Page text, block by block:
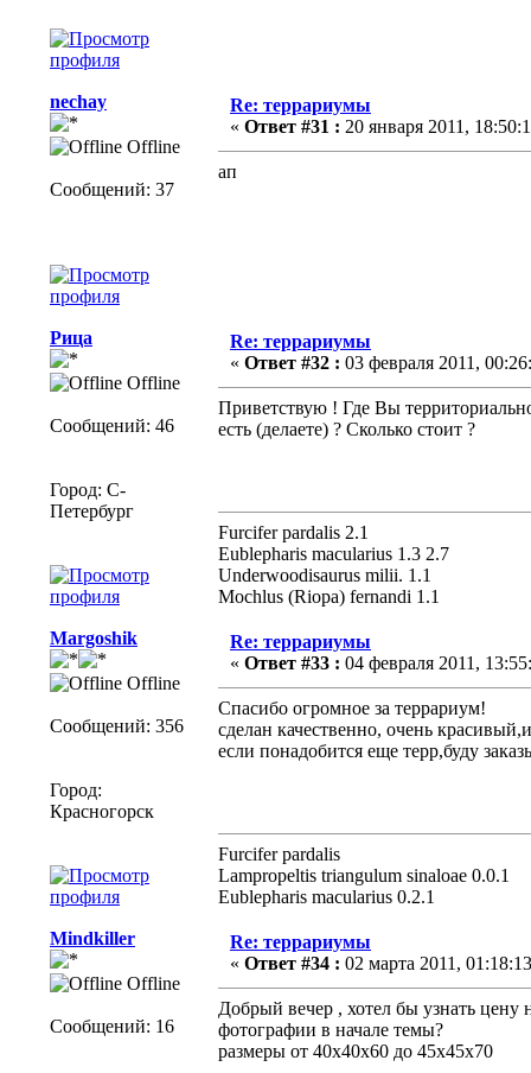
nechay
Offline
Сообщений: 37
Re: террариумы
« Ответ #31 : 20 января 2011,
ап
Рица
Offline
Сообщений: 46
Город: С-
Петербург
Re: террариумы
« Ответ #32 : 03 февраля 2011,
Приветствую ! Где Вы
есть (делаете) ? Сколько стоит ?
Furcifer pardalis 2.1
Eublepharis macularius 1.3 2.7
Underwoodisaurus milii. 1.1
Mochlus (Riopa) fernandi 1.1
Margoshik
Offline
Сообщений: 356
Город:
Красногорск
Re: террариумы
« Ответ #33 : 04 февраля 2011,
Спасибо огромное за террариум!
сделан качественно, очень
если понадобится еще терр,буду
Furcifer pardalis
Lampropeltis triangulum sinaloae 0.0.1
Eublepharis macularius 0.2.1
Mindkiller
Offline
Сообщений: 16
Re: террариумы
« Ответ #34 : 02 марта 2011,
Добрый вечер , хотел бы узнать цену
фотографии в начале темы?
размеры от 40х40х60 до 45х45х70